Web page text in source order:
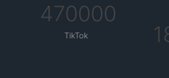
470000
TikTok